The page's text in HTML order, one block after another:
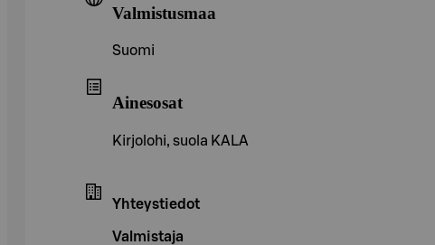
Valmistusmaa
Suomi
Ainesosat
Kirjolohi, suola KALA
Yhteystiedot
Valmistaja